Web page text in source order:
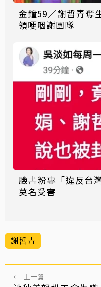
金鐘59／謝哲青奪
領哽咽謝團隊
臉書粉專「違反台灣法律」 吳
莫名受害
謝哲青
← 上一篇